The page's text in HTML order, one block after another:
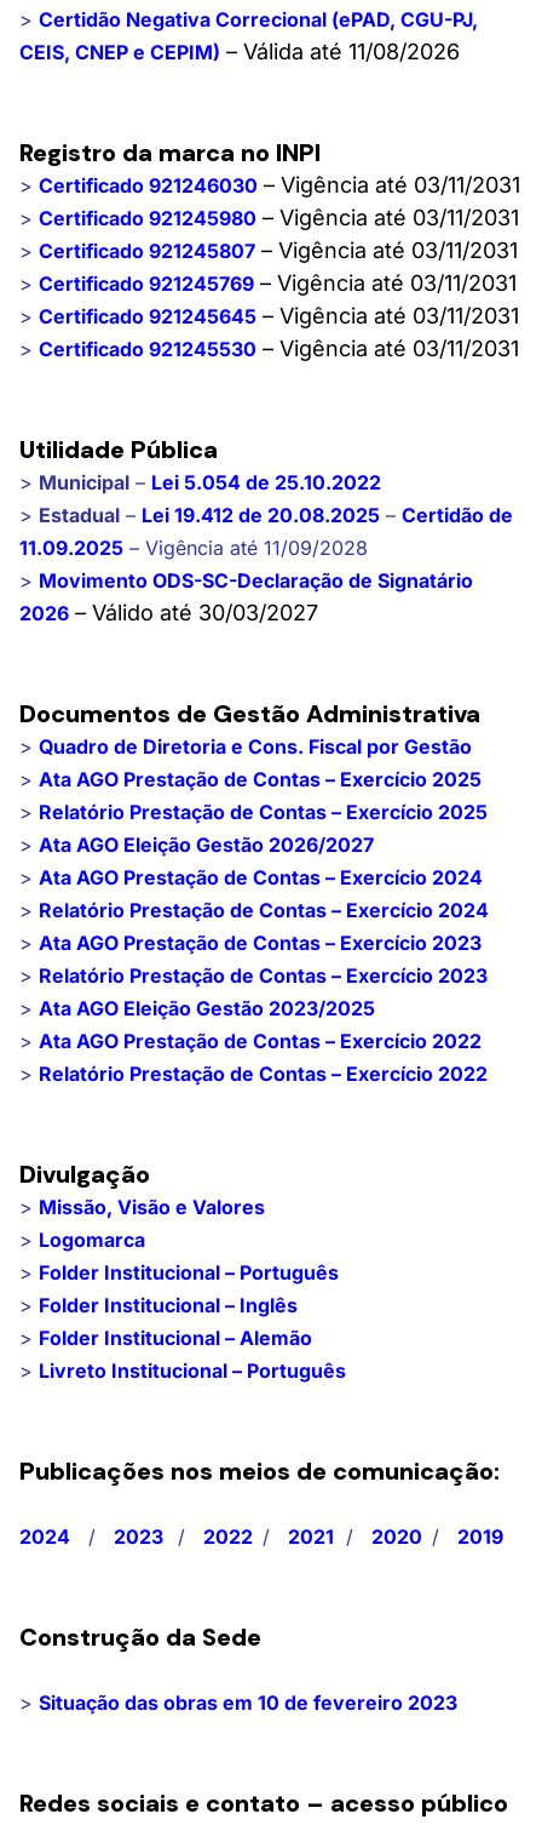
> Certidão Negativa Correcional (ePAD, CGU-PJ,
CEIS, CNEP e CEPIM) – Válida até 11/08/2026
Registro da marca no INPI
> Certificado 921246030 – Vigência até 03/11/2031
> Certificado 921245980 – Vigência até 03/11/2031
> Certificado 921245807 – Vigência até 03/11/2031
> Certificado 921245769 – Vigência até 03/11/2031
> Certificado 921245645 – Vigência até 03/11/2031
> Certificado 921245530 – Vigência até 03/11/2031
Utilidade Pública
> Municipal – Lei 5.054 de 25.10.2022
> Estadual – Lei 19.412 de 20.08.2025 – Certidão de
11.09.2025 – Vigência até 11/09/2028
> Movimento ODS-SC-Declaração de Signatário
2026 – Válido até 30/03/2027
Documentos de Gestão Administrativa
> Quadro de Diretoria e Cons. Fiscal por Gestão
> Ata AGO Prestação de Contas – Exercício 2025
> Relatório Prestação de Contas – Exercício 2025
> Ata AGO Eleição Gestão 2026/2027
> Ata AGO Prestação de Contas – Exercício 2024
> Relatório Prestação de Contas – Exercício 2024
> Ata AGO Prestação de Contas – Exercício 2023
> Relatório Prestação de Contas – Exercício 2023
> Ata AGO Eleição Gestão 2023/2025
> Ata AGO Prestação de Contas – Exercício 2022
> Relatório Prestação de Contas – Exercício 2022
Divulgação
> Missão, Visão e Valores
> Logomarca
> Folder Institucional – Português
> Folder Institucional – Inglês
> Folder Institucional – Alemão
> Livreto Institucional – Português
Publicações nos meios de comunicação:
2024 / 2023 / 2022 / 2021 / 2020 / 2019
Construção da Sede
> Situação das obras em 10 de fevereiro 2023
Redes sociais e contato – acesso público